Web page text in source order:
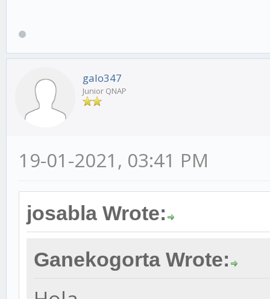
galo347
Junior QNAP
19-01-2021, 03:41 PM
josabla Wrote:
Ganekogorta Wrote: